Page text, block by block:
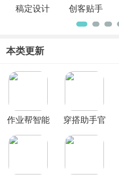
稿定设计
创客贴手
机版
本类更新
作业帮智能
穿搭助手官